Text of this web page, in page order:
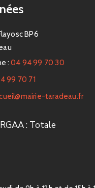
BP6
: 04 94 99 70 30
99 70 71
taradeau.fr
: Totale